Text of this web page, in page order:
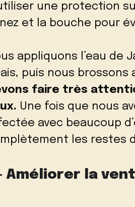
une protection
nez et la bouche pour
appliquons l’eau de
puis nous
faire très
Une fois que nous
avec beaucoup
les restes
Améliorer la